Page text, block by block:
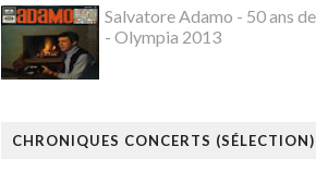
Salvatore Adamo - 50 ans
- Olympia 2013
CHRONIQUES CONCERTS (SÉLECTION)